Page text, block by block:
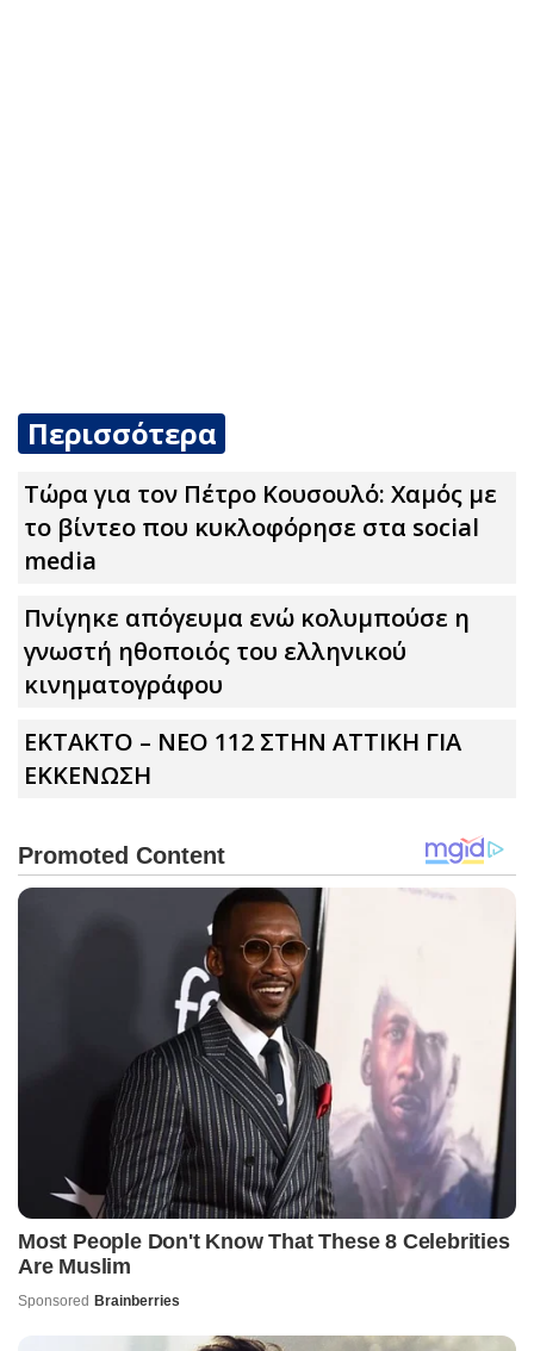
Περισσότερα
Τώρα για τον Πέτρο Κουσουλό: Χαμός με
το βίντεο που κυκλοφόρησε στα social
media
Πνίγηκε απόγευμα ενώ κολυμπούσε η
γνωστή ηθοποιός του ελληνικού
κινηματογράφου
ΕΚΤΑΚΤΟ – ΝΕΟ 112 ΣΤΗΝ ΑΤΤΙΚΗ ΓΙΑ
ΕΚΚΕΝΩΣΗ